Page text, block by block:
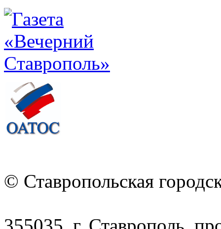
© Ставропольская